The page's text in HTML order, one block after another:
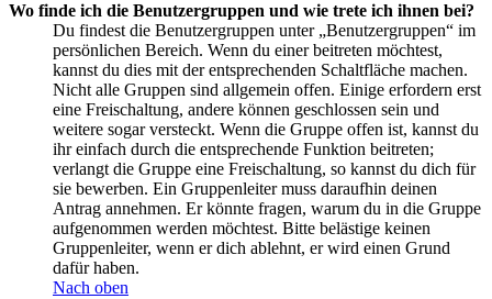
Wo finde ich die Benutzergruppen und wie trete ich ihnen bei?
Du findest die Benutzergruppen unter „Benutzergruppen“ im
persönlichen Bereich. Wenn du einer beitreten möchtest,
kannst du dies mit der entsprechenden Schaltfläche machen.
Nicht alle Gruppen sind allgemein offen. Einige erfordern erst
eine Freischaltung, andere können geschlossen sein und
weitere sogar versteckt. Wenn die Gruppe offen ist, kannst du
ihr einfach durch die entsprechende Funktion beitreten;
verlangt die Gruppe eine Freischaltung, so kannst du dich für
sie bewerben. Ein Gruppenleiter muss daraufhin deinen
Antrag annehmen. Er könnte fragen, warum du in die Gruppe
aufgenommen werden möchtest. Bitte belästige keinen
Gruppenleiter, wenn er dich ablehnt, er wird einen Grund
dafür haben.
Nach oben